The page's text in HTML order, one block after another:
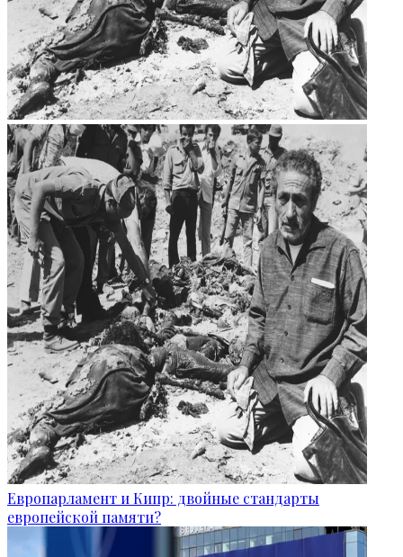
Европарламент и Кипр: двойные стандарты
европейской памяти?